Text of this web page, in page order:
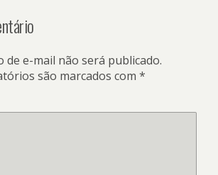
de e-mail não será publicado.
são marcados com *